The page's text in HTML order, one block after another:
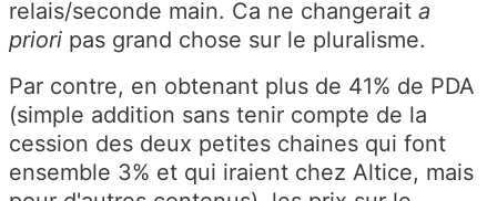
relais/seconde main. Ca ne changerait a
priori pas grand chose sur le pluralisme.
Par contre, en obtenant plus de 41% de PDA
(simple addition sans tenir compte de la
cession des deux petites chaines qui font
ensemble 3% et qui iraient chez Altice, mais